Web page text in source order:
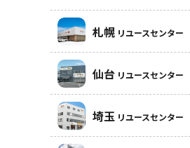
札幌 リユースセンター
仙台 リユースセンター
埼玉 リユースセンター